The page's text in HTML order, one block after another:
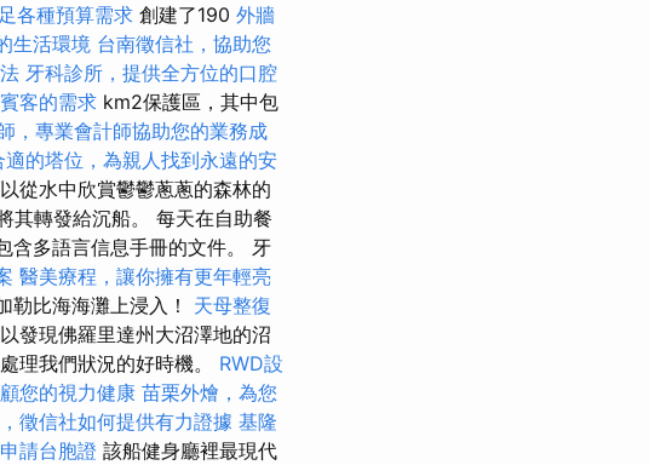
各種預算需求 創建了190 外牆
生活環境 台南徵信社，協助您
牙科診所，提供全方位的口腔
客的需求 km2保護區，其中包
，專業會計師協助您的業務成
適的塔位，為親人找到永遠的安
從水中欣賞鬱鬱蔥蔥的森林的
其轉發給沉船。 每天在自助餐
含多語言信息手冊的文件。 牙
醫美療程，讓你擁有更年輕亮
勒比海海灘上浸入！ 天母整復
發現佛羅里達州大沼澤地的沼
理我們狀況的好時機。 RWD設
您的視力健康 苗栗外燴，為您
徵信社如何提供有力證據 基隆
請台胞證 該船健身廳裡最現代